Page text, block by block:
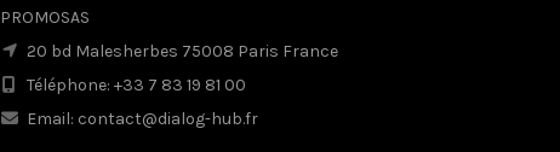
PROMOSAS
20 bd Malesherbes 75008 Paris France
Téléphone: +33 7 83 19 81 00
Email: contact@dialog-hub.fr